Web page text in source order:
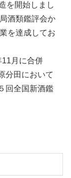
を開始しまし
酒類鑑評会か
を達成してお
11月に合併
分田において
回全国新酒鑑